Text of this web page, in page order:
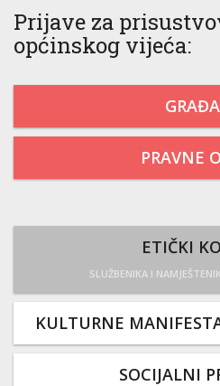
Prijave za
općinskog vijeća:
PRAVNE
ETIČKI
SLUŽBENIKA I
KULTURNE
SOCIJALNI